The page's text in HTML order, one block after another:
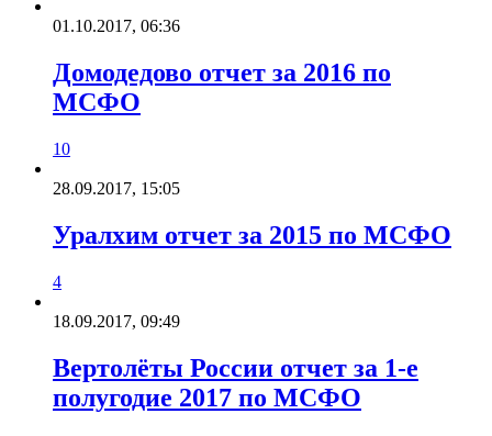
01.10.2017, 06:36
Домодедово отчет за 2016 по
МСФО
10
28.09.2017, 15:05
Уралхим отчет за 2015 по МСФО
4
18.09.2017, 09:49
Вертолёты России отчет за 1-е
полугодие 2017 по МСФО